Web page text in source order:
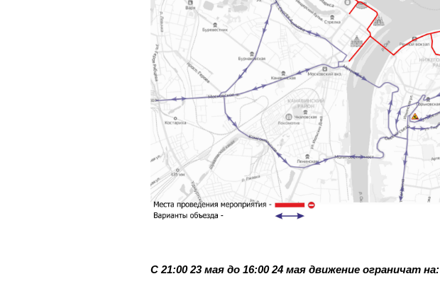
С 21:00 23 мая до 16:00 24 мая движение ограничат на: